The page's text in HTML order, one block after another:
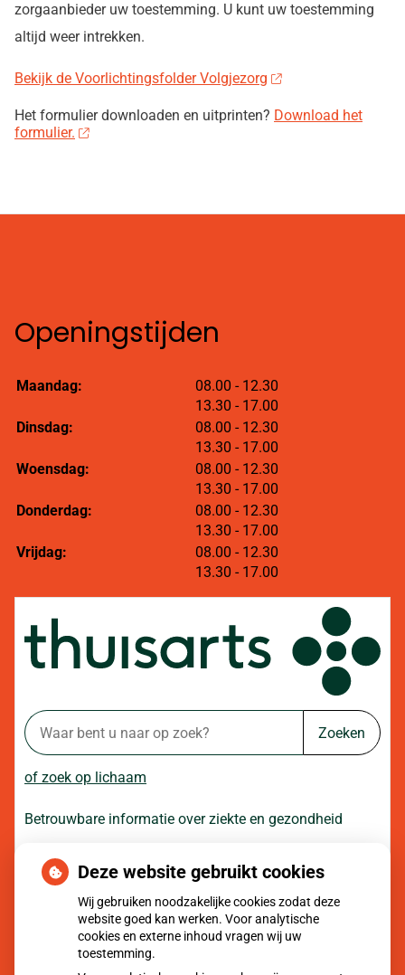
zorgaanbieder uw toestemming. U kunt uw toestemming
altijd weer intrekken.
Bekijk de Voorlichtingsfolder Volgjezorg
Het formulier downloaden en uitprinten? Download het
formulier.
Openingstijden
Maandag: 08.00 tot
- 12.30
13.30 tot
- 17.00
Dinsdag:
08.00 tot
- 12.30
13.30 tot
- 17.00
Woensdag:
08.00 tot
- 12.30
13.30 tot
- 17.00
Donderdag:
08.00 tot
- 12.30
13.30 tot
- 17.00
Vrijdag:
08.00 tot
- 12.30
13.30 tot
- 17.00
Zoeken
of zoek op lichaam
Betrouwbare informatie over ziekte en gezondheid
Moet ik naar de dokter?
Deze website gebruikt cookies
Wij gebruiken noodzakelijke cookies zodat deze
website goed kan werken. Voor analytische
cookies en externe inhoud vragen wij uw
toestemming.